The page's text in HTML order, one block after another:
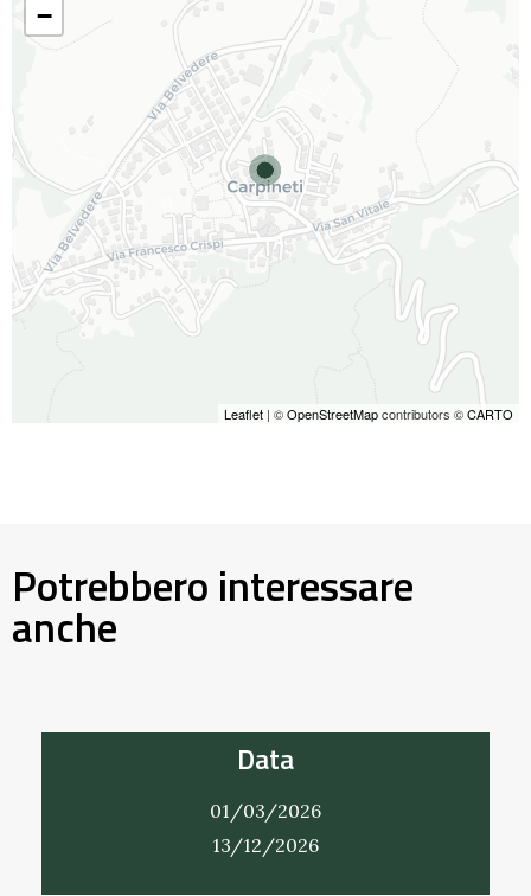
−
Leaflet | ©OpenStreetMapcontributors ©CARTO
Potrebbero interessare
anche
Data
01/03/2026
31/12/2026